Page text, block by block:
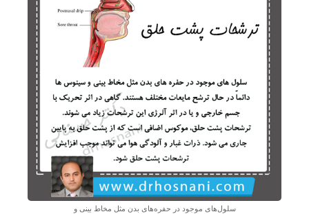
سلول‌های موجود در حفره‌های بدن مثل مخاط بینی و